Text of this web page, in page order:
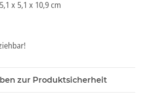
x 5,1 x 10,9 cm
zur Produktsicherheit